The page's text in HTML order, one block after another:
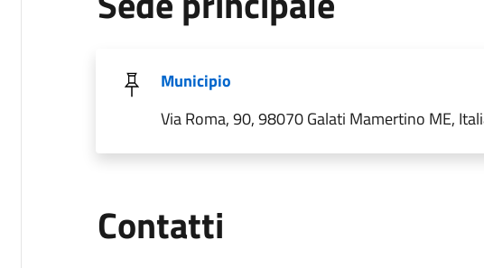
Municipio
Via Roma, 90, 98070 Galati Mamertino ME,
Contatti